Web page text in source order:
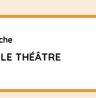
LE THÉÂTRE